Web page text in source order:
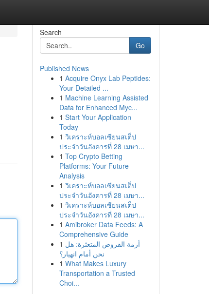
Search
Go
Published News
1 Acquire Onyx Lab Peptides:
Your Detailed ...
1 Machine Learning Assisted
Data for Enhanced Myc...
1 Start Your Application
Today
1 วิเคราะห์บอลเซียนสเต็ป
ประจำวันอังคารที่ 28 เมษา...
1 Top Crypto Betting
Platforms: Your Future
Analysis
1 วิเคราะห์บอลเซียนสเต็ป
ประจำวันอังคารที่ 28 เมษา...
1 วิเคราะห์บอลเซียนสเต็ป
ประจำวันอังคารที่ 28 เมษา...
1 Amibroker Data Feeds: A
Comprehensive Guide
1 أزمة القروض المتعثرة: هل
نحن أمام انهيار؟
1 What Makes Luxury
Transportation a Trusted
Choi...